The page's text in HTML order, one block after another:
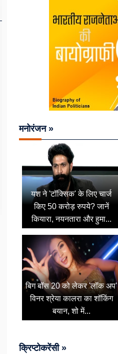
मनोरंजन »
यश ने 'टॉक्सिक' के लिए चार्ज
किए 50 करोड़ रुपये? जानें
कियारा, नयनतारा और हुमा...
बिग बॉस 20 को लेकर 'लॉक अप'
विनर श्रेया कालरा का शॉकिंग
बयान, शो में...
क्रिप्टोकरेंसी »